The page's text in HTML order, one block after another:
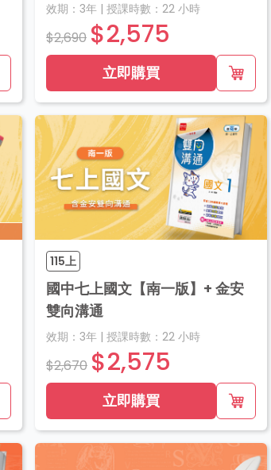
效期： 3年 | 授課時數： 22 小時
$2,690 $2,575
立即購買
115上
國中七上國文【南一版】+ 金安
雙向溝通
效期： 3年 | 授課時數： 22 小時
$2,670 $2,575
立即購買